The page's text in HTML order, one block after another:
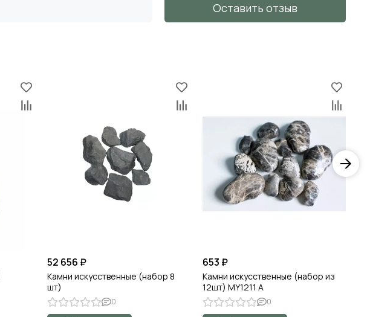
Оставить отзыв
52 656 ₽
Камни искусственные (набор 8
шт)
0
653 ₽
Камни искусственные (набор из
12шт) MY1211 А
0